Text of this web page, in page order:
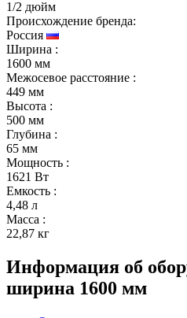
1/2 дюйм
Происхождение бренда:
Россия
Ширина :
1600 мм
Межосевое расстояние :
449 мм
Высота :
500 мм
Глубина :
65 мм
Мощность :
1621 Вт
Емкость :
4,48 л
Масса :
22,87 кг
Информация об
ширина 1600 мм